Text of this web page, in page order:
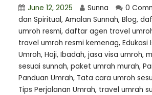
June 12, 2025 Sunna 0
dan Spiritual, Amalan Sunnah, Blog,
umroh resmi, ⁠daftar agen travel
travel umroh resmi kemenag, Edukasi
Umroh, Haji, Ibadah, jasa visa umroh,
sesuai sunnah, paket umrah murah,
Panduan Umrah, Tata cara umroh
Tips Perjalanan Umrah, travel umrah